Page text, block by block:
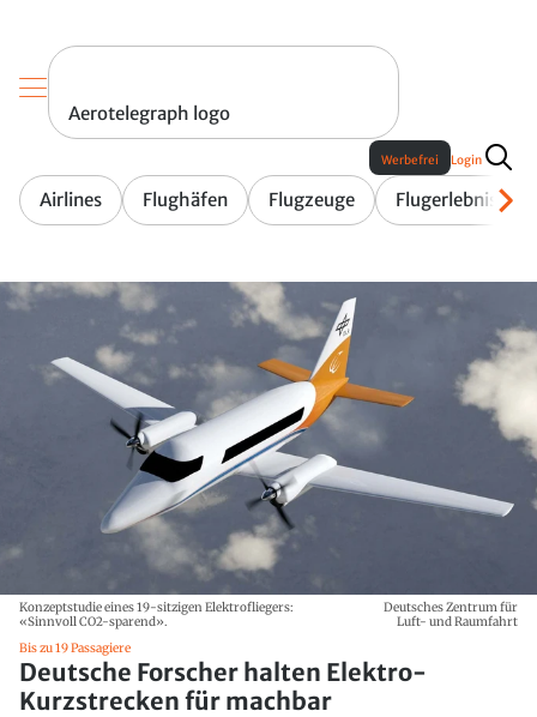
Aerotelegraph logo
Airlines Flughäfen Flugzeuge Flugerlebnis
Werbefrei Login
Konzeptstudie eines 19-sitzigen Elektrofliegers:
«Sinnvoll CO2-sparend».
Deutsches Zentrum für
Luft- und Raumfahrt
Bis zu 19 Passagiere
Deutsche Forscher halten Elektro-
Kurzstrecken für machbar